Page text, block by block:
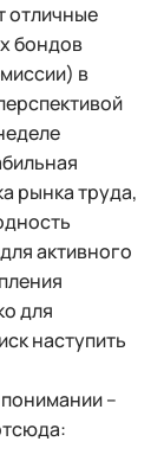
отличные
бондов
в
рынка труда,
активного
для
наступить
–